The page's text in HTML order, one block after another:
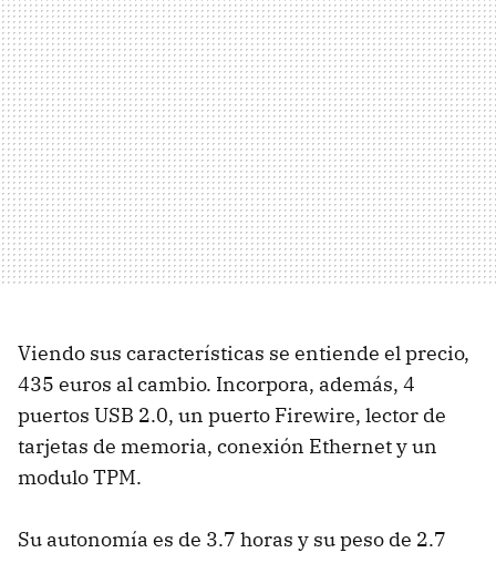
Viendo sus características se entiende el precio,
435 euros al cambio. Incorpora, además, 4
puertos USB 2.0, un puerto Firewire, lector de
tarjetas de memoria, conexión Ethernet y un
modulo TPM.
Su autonomía es de 3.7 horas y su peso de 2.7